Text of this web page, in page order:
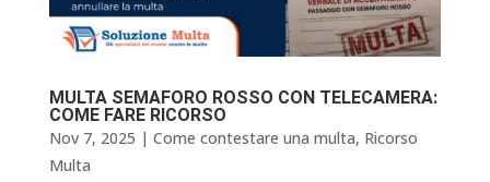
MULTA SEMAFORO ROSSO CON TELECAMERA:
COME FARE RICORSO
Nov 7, 2025 | Come contestare una multa, Ricorso
Multa